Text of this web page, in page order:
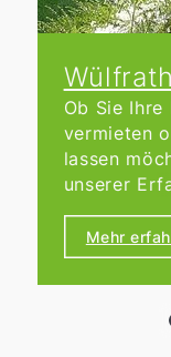
Ob Sie
vermieten
lassen
unserer
Mehr